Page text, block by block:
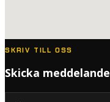
SKRIV TILL OSS
Skicka meddelande